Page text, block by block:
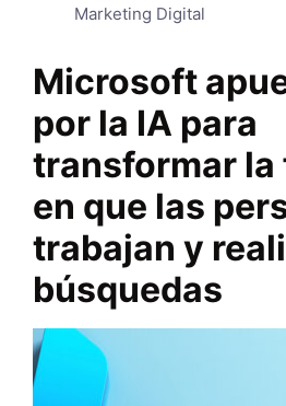
Marketing Digital
Microsoft
por la IA para
transformar la
en que las
trabajan y
búsquedas